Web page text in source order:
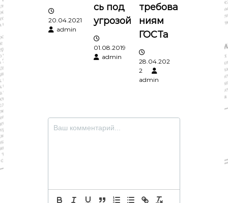
м
20.04.2021
admin
сь под
угрозой
01.08.2019
admin
требова
ниям
ГОСТа
28.04.202
2
admin